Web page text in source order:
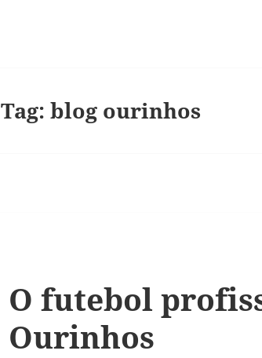
Tag: blog ourinhos
O futebol
Ourinhos